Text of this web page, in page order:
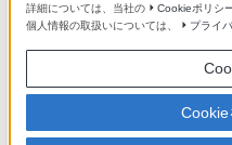
ただけます。皆様のお越
ソニーストア 直営店舗で
感染拡大防止対策の
ゲーミングギア
詳細については、当社の Cookieポリシ
個人情報の取扱いについては、
プライ
Cookie